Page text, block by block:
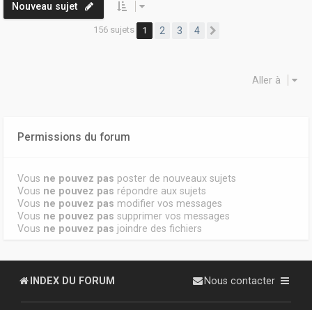
Nouveau sujet
156 sujets 1 2 3 4
Aller à
Permissions du forum
Vous ne pouvez pas poster de nouveaux sujets
Vous ne pouvez pas répondre aux sujets
Vous ne pouvez pas modifier vos messages
Vous ne pouvez pas supprimer vos messages
Vous ne pouvez pas joindre des fichiers
INDEX DU FORUM Nous contacter